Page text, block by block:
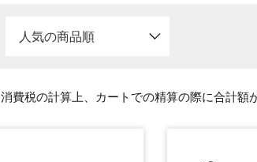
人気の商品順
消費税の計算上、カートでの精算の際に合計額